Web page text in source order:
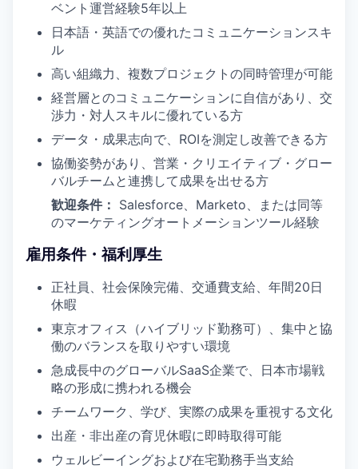
ベント運営経験5年以上
日本語・英語での優れたコミュニケーションスキ
ル
高い組織力、複数プロジェクトの同時管理が可能
経営層とのコミュニケーションに自信があり、交
渉力・対人スキルに優れている方
データ・成果志向で、ROIを測定し改善できる方
協働姿勢があり、営業・クリエイティブ・グロー
バルチームと連携して成果を出せる方
歓迎条件： Salesforce、Marketo、または同等
のマーケティングオートメーションツール経験
雇用条件・福利厚生
正社員、社会保険完備、交通費支給、年間20日
休暇
東京オフィス（ハイブリッド勤務可）、集中と協
働のバランスを取りやすい環境
急成長中のグローバルSaaS企業で、日本市場戦
略の形成に携われる機会
チームワーク、学び、実際の成果を重視する文化
出産・非出産の育児休暇に即時取得可能
ウェルビーイングおよび在宅勤務手当支給